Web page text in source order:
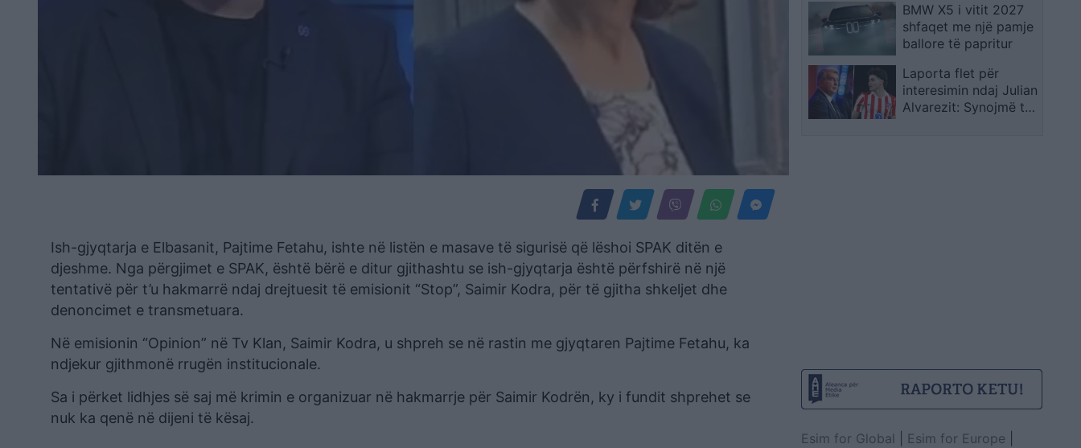
Ish-gjyqtarja e Elbasanit, Pajtime Fetahu, ishte në listën e masave të sigurisë që lëshoi SPAK ditën e
djeshme. Nga përgjimet e SPAK, është bërë e ditur gjithashtu se ish-gjyqtarja është përfshirë në një
tentativë për t’u hakmarrë ndaj drejtuesit të emisionit “Stop”, Saimir Kodra, për të gjitha shkeljet dhe
denoncimet e transmetuara.
Në emisionin “Opinion” në Tv Klan, Saimir Kodra, u shpreh se në rastin me gjyqtaren Pajtime Fetahu, ka
ndjekur gjithmonë rrugën institucionale.
Sa i përket lidhjes së saj më krimin e organizuar në hakmarrje për Saimir Kodrën, ky i fundit shprehet se
nuk ka qenë në dijeni të kësaj.
thirrjeve për
“komunistët”
BMW X5 i vitit 2027
shfaqet me një pamje
ballore të papritur
Laporta flet për
interesimin ndaj Julian
Alvarezit: Synojmë të
Esim for Global Esim for Europe